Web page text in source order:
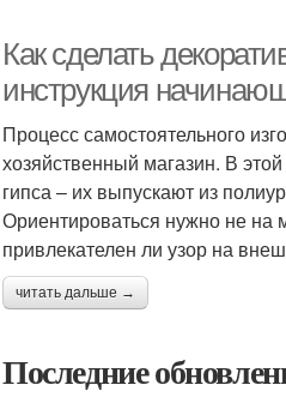
Как сделать
инструкция
Процесс самостоятельного
хозяйственный магазин. В
гипса – их выпускают из
Ориентироваться нужно не на
привлекателен ли узор на
читать дальше →
Последние